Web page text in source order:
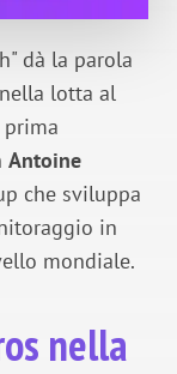
dà la parola
lotta al
Antoine
che sviluppa
in
mondiale.
nella